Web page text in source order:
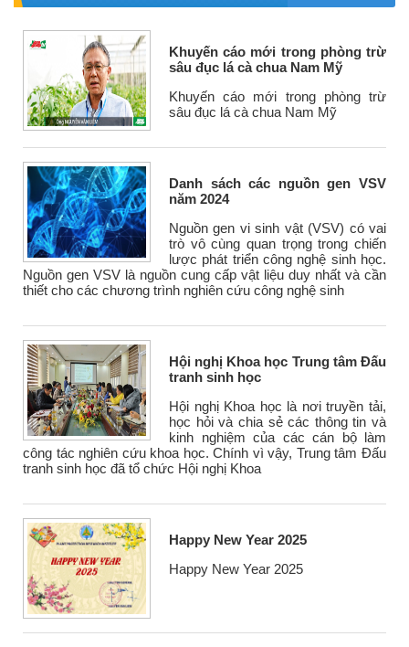
Khuyến cáo mới trong phòng trừ
sâu đục lá cà chua Nam Mỹ
Khuyến cáo mới trong phòng trừ
sâu đục lá cà chua Nam Mỹ
Danh sách các nguồn gen VSV
năm 2024
Nguồn gen vi sinh vật (VSV) có vai
trò vô cùng quan trọng trong chiến
lược phát triển công nghệ sinh học.
Nguồn gen VSV là nguồn cung cấp vật liệu duy nhất và cần
thiết cho các chương trình nghiên cứu công nghệ sinh
Hội nghị Khoa học Trung tâm Đấu
tranh sinh học
Hội nghị Khoa học là nơi truyền tải,
học hỏi và chia sẻ các thông tin và
kinh nghiệm của các cán bộ làm
công tác nghiên cứu khoa học. Chính vì vậy, Trung tâm Đấu
tranh sinh học đã tổ chức Hội nghị Khoa
Happy New Year 2025
Happy New Year 2025